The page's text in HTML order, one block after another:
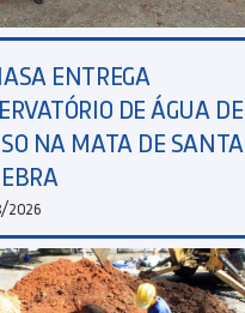
ENTREGA
DE ÁGUA DE
NA MATA DE SANTA
2026